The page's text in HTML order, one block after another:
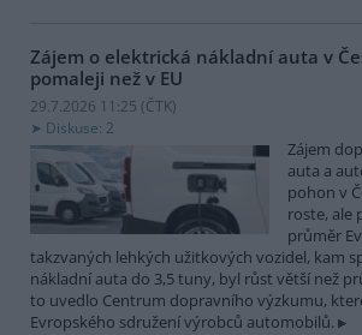
Zájem o elektrická nákladní auta v
pomaleji než v EU
29.7.2026 11:25 (ČTK)
Diskuse: 2
Zájem
auta a
pohon v
roste, ale
průměr
takzvaných lehkých užitkových vozidel, kam
nákladní auta do 3,5 tuny, byl růst větší než
to uvedlo Centrum dopravního výzkumu,
Evropského sdružení výrobců automobilů.